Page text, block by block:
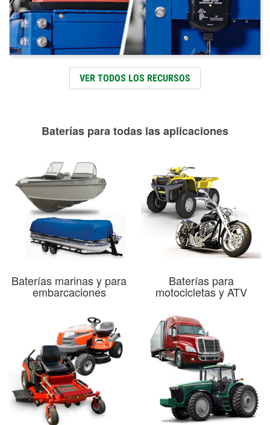
VER TODOS LOS RECURSOS
Baterías para todas las aplicaciones
Baterías marinas y para
embarcaciones
Baterías para
motocicletas y ATV